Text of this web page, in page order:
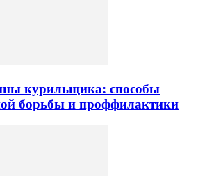
курильщика: способы
борьбы и проффилактики